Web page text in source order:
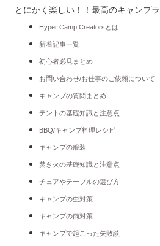
とにかく楽しい！！最高のキャンプラ
Hyper Camp Creatorsとは
新着記事一覧
初心者必見まとめ
お問い合わせ/お仕事のご依頼について
キャンプの質問まとめ
テントの基礎知識と注意点
BBQ/キャンプ料理レシピ
キャンプの服装
焚き火の基礎知識と注意点
チェアやテーブルの選び方
キャンプの虫対策
キャンプの雨対策
キャンプで起こった失敗談